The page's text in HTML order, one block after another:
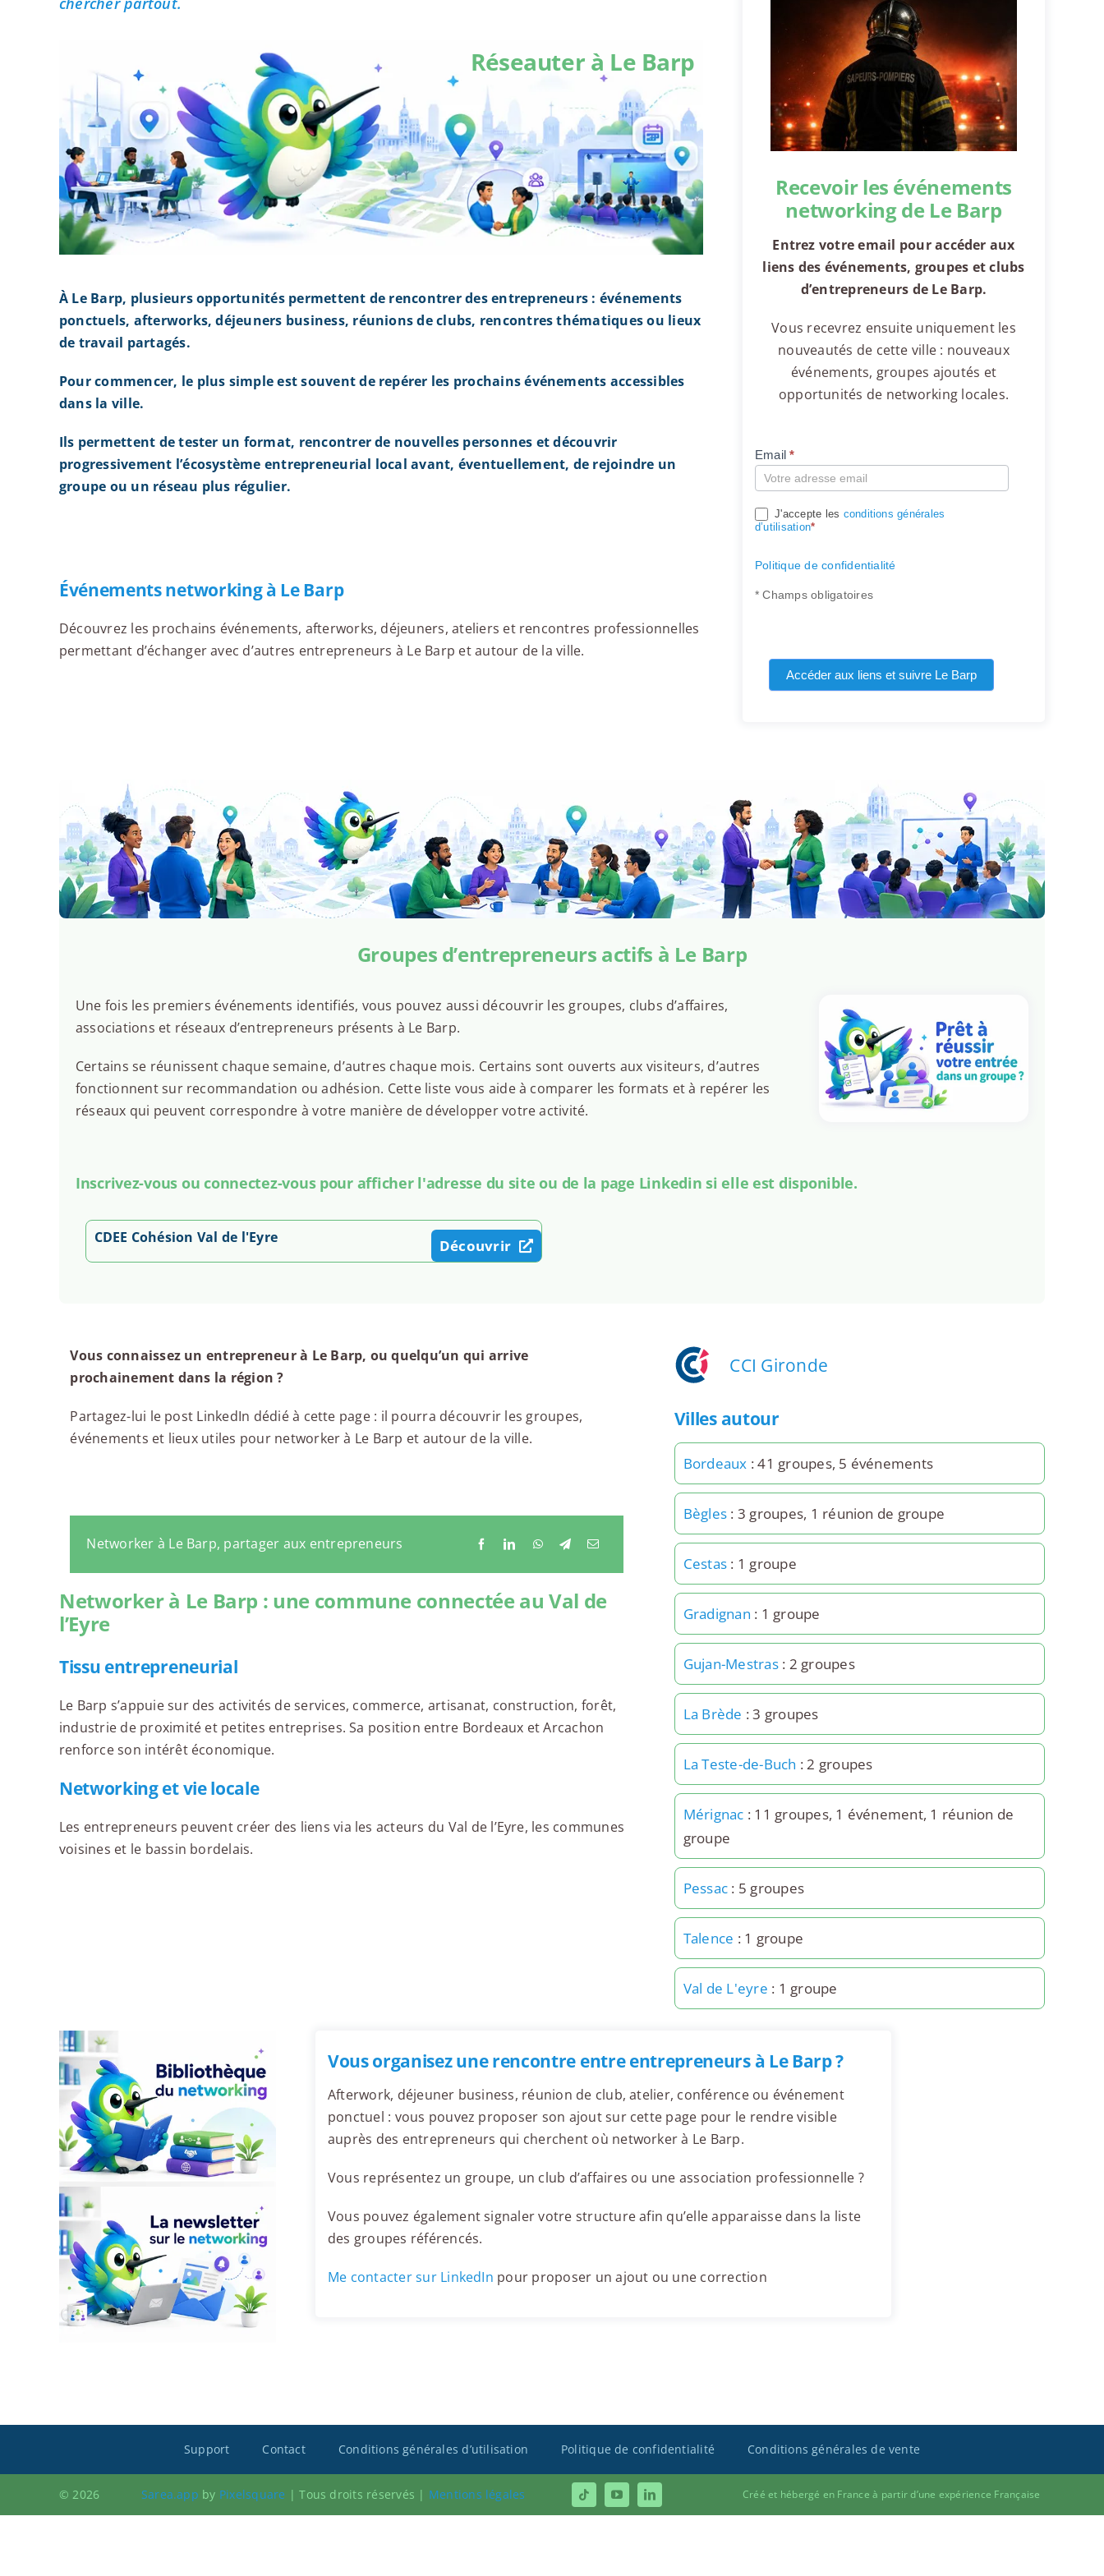
Réseauter à Le Barp
À Le Barp, plusieurs opportunités permettent de rencontrer des entrepreneurs : événements
ponctuels, afterworks, déjeuners business, réunions de clubs, rencontres thématiques ou lieux
de travail partagés.
Pour commencer, le plus simple est souvent de repérer les prochains événements accessibles
dans la ville.
Ils permettent de tester un format, rencontrer de nouvelles personnes et découvrir
progressivement l’écosystème entrepreneurial local avant, éventuellement, de rejoindre un
groupe ou un réseau plus régulier.
Événements networking à Le Barp
Découvrez les prochains événements, afterworks, déjeuners, ateliers et rencontres professionnelles
permettant d’échanger avec d’autres entrepreneurs à Le Barp et autour de la ville.
Recevoir les événements
networking de Le Barp
Entrez votre email pour accéder aux
liens des événements, groupes et clubs
d’entrepreneurs de Le Barp.
Vous recevrez ensuite uniquement les
nouveautés de cette ville : nouveaux
événements, groupes ajoutés et
opportunités de networking locales.
Compte
Email*
J'accepte les conditions générales
d’utilisation*
Politique de confidentialité
* Champs obligatoires
Accéder aux liens et suivre Le Barp
Groupes d’entrepreneurs actifs à Le Barp
Une fois les premiers événements identifiés, vous pouvez aussi découvrir les groupes, clubs d’affaires,
associations et réseaux d’entrepreneurs présents à Le Barp.
Certains se réunissent chaque semaine, d’autres chaque mois. Certains sont ouverts aux visiteurs, d’autres
fonctionnent sur recommandation ou adhésion. Cette liste vous aide à comparer les formats et à repérer les
réseaux qui peuvent correspondre à votre manière de développer votre activité.
Inscrivez-vous ou connectez-vous pour afficher l'adresse du site ou de la page Linkedin si elle est disponible.
CDEE Cohésion Val de l'Eyre Découvrir
Vous connaissez un entrepreneur à Le Barp, ou quelqu’un qui arrive
prochainement dans la région ?
Partagez-lui le post LinkedIn dédié à cette page : il pourra découvrir les groupes,
événements et lieux utiles pour networker à Le Barp et autour de la ville.
Networker à Le Barp, partager aux entrepreneurs
Networker à Le Barp : une commune connectée au Val de
l’Eyre
Tissu entrepreneurial
Le Barp s’appuie sur des activités de services, commerce, artisanat, construction, forêt,
industrie de proximité et petites entreprises. Sa position entre Bordeaux et Arcachon
renforce son intérêt économique.
Networking et vie locale
Les entrepreneurs peuvent créer des liens via les acteurs du Val de l’Eyre, les communes
voisines et le bassin bordelais.
CCI Gironde
Villes autour
Bordeaux : 41 groupes, 5 événements
Bègles : 3 groupes, 1 réunion de groupe
Cestas : 1 groupe
Gradignan : 1 groupe
Gujan-Mestras: 2 groupes
La Brède : 3 groupes
La Teste-de-Buch : 2 groupes
Mérignac : 11 groupes, 1 événement, 1 réunion de
groupe
Pessac : 5 groupes
Talence : 1 groupe
Val de L'eyre : 1 groupe
Vous organisez une rencontre entre entrepreneurs à Le Barp ?
Afterwork, déjeuner business, réunion de club, atelier, conférence ou événement
ponctuel : vous pouvez proposer son ajout sur cette page pour le rendre visible
auprès des entrepreneurs qui cherchent où networker à Le Barp.
Vous représentez un groupe, un club d’affaires ou une association professionnelle ?
Vous pouvez également signaler votre structure afin qu’elle apparaisse dans la liste
des groupes référencés.
Me contacter sur LinkedIn pour proposer un ajout ou une correction
Support Contact Conditions générales d’utilisation Politique de confidentialité Conditions générales de vente
© 2026 Sarea.app by Pixelsquare |Tous droits réservés | Mentions légales Créé et hébergé en France à partir d’une expérience Française